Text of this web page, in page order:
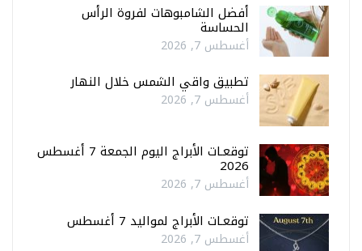
أفضل الشامبوهات لفروة الرأس
الحساسة
أغسطس 7, 2026
تطبيق واقي الشمس خلال النهار
أغسطس 7, 2026
توقعـات الأبراج اليوم الجمعة 7 أغسطس
2026
أغسطس 7, 2026
توقعـات الأبراج لمواليد 7 أغسطس
أغسطس 7, 2026